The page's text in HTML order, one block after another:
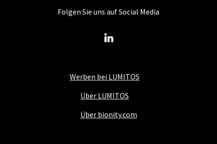
Werben bei LUMITOS
Über LUMITOS
Über bionity.com
Folgen Sie uns auf Social Media